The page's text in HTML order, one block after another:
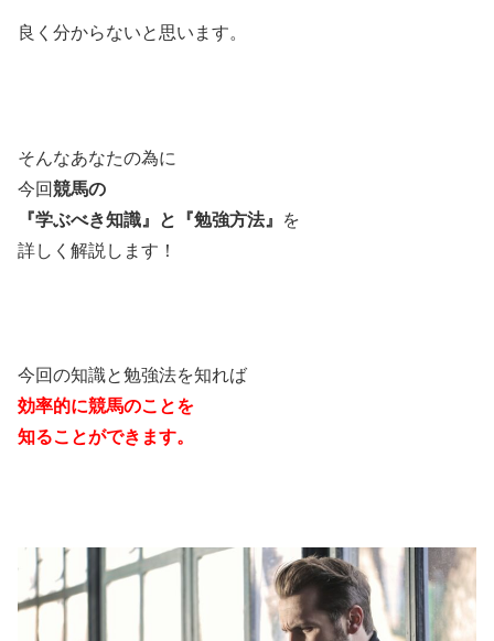
良く分からないと思います。
そんなあなたの為に
今回競馬の
『学ぶべき知識』と『勉強方法』
を
詳しく解説します！
今回の知識と勉強法を知れば
効率的に競馬のことを
知ることができます。